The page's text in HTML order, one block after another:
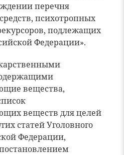
перечня
психотропных
подлежащих
Федерации».
вещества,
веществ для целей
статей Уголовного
Федерации,